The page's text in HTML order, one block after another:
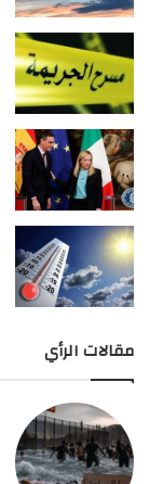
مقالات الرأي